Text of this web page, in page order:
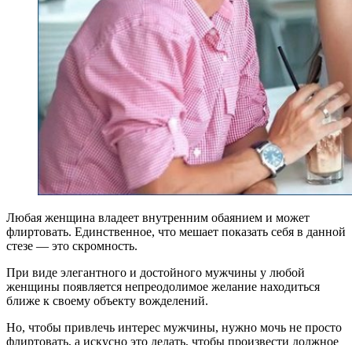
Любая женщина владеет внутренним обаянием и может
флиртовать. Единственное, что мешает показать себя в данной
стезе — это скромность.
При виде элегантного и достойного мужчины у любой
женщины появляется непреодолимое желание находиться
ближе к своему объекту вожделений.
Но, чтобы привлечь интерес мужчины, нужно мочь не просто
флиртовать, а искусно это делать, чтобы произвести должное